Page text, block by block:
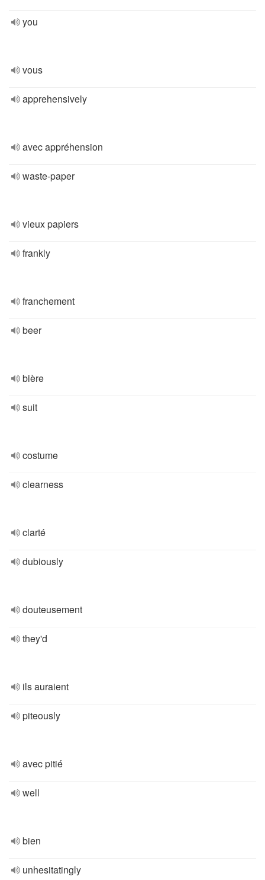
you
vous
apprehensively
avec appréhension
waste-paper
vieux papiers
frankly
franchement
beer
bière
suit
costume
clearness
clarté
dubiously
douteusement
they'd
ils auraient
piteously
avec pitié
well
bien
unhesitatingly